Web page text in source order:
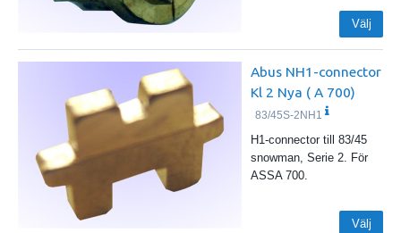
Välj
Abus NH1-connector
Kl 2 Nya ( A 700)
83/45S-2NH1
H1-connector till 83/45
snowman, Serie 2. För
ASSA 700.
Välj